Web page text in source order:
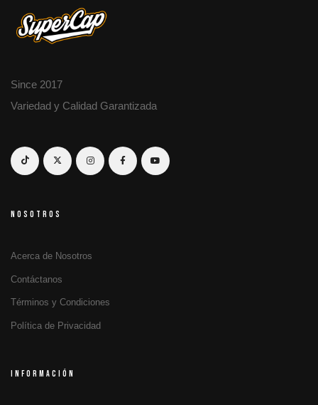
Since 2017
Variedad y Calidad Garantizada
NOSOTROS
Acerca de Nosotros
Contáctanos
Términos y Condiciones
Política de Privacidad
INFORMACIÓN